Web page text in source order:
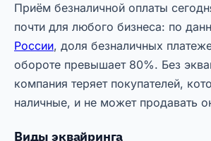
Приём безналичной оплаты
почти для любого бизнеса: по
России, доля безналичных
обороте превышает 80%. Без
компания теряет покупателей,
наличные, и не может продавать
Виды эквайринга